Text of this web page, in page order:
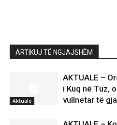
ARTIKUJ TË NGJAJSHËM
Aktuale
AKTUALE –
i Kuq në Tuz,
vullnetar të